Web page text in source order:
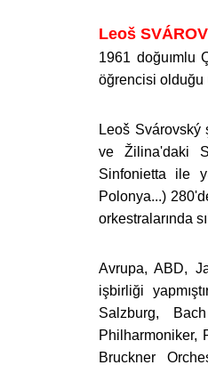
Leoš
1961 doğuımlu
öğrencisi olduğu
Leoš Svárovský
ve Žilina'daki
Sinfonietta ile
Polonya...)
orkestralarında
Avrupa, ABD,
işbirliği
Salzburg,
Philharmoniker,
Bruckner